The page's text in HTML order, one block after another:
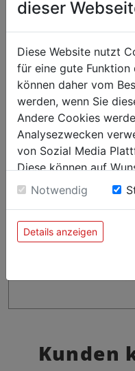
Kunden
dieser
Diese Website nutzt
für eine gute
können daher vom
werden, wenn Sie
Andere Cookies
Analysezwecken
von Sozial Media
Diese können auf
sie unsere Webseite
Einwilligung zu
Notwendig
Details anzeigen